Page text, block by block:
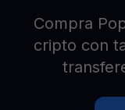
Compra
cripto con